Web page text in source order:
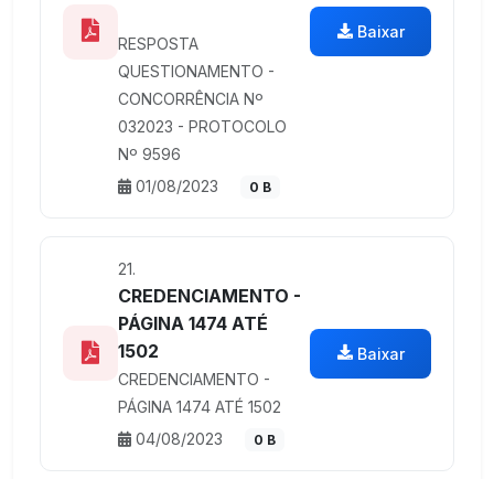
RESPOSTA
QUESTIONAMENTO -
CONCORRÊNCIA Nº
032023 - PROTOCOLO
Nº 9596
01/08/2023
0 B
Baixar
21.
CREDENCIAMENTO -
PÁGINA 1474 ATÉ
1502
CREDENCIAMENTO -
PÁGINA 1474 ATÉ 1502
04/08/2023
0 B
Baixar